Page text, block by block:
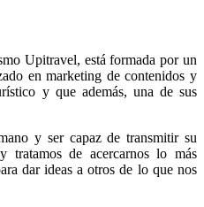
Upitravel, está formada por un
en marketing de contenidos y
y que además, una de sus
y ser capaz de transmitir su
tratamos de acercarnos lo más
dar ideas a otros de lo que nos